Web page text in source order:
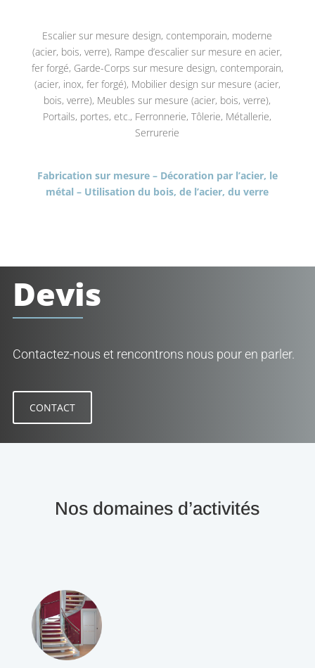
Escalier sur mesure design, contemporain, moderne
(acier, bois, verre), Rampe d’escalier sur mesure en acier,
fer forgé, Garde-Corps sur mesure design, contemporain,
(acier, inox, fer forgé), Mobilier design sur mesure (acier,
bois, verre), Meubles sur mesure (acier, bois, verre),
Portails, portes, etc., Ferronnerie, Tôlerie, Métallerie,
Serrurerie
Fabrication sur mesure – Décoration par l’acier, le
métal – Utilisation du bois, de l’acier, du verre
Devis
Contactez-nous et rencontrons nous pour en parler.
CONTACT
Nos domaines d’activités